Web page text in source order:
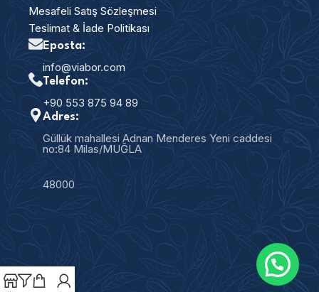
Mesafeli Satış Sözleşmesi
Teslimat & İade Politikası
Eposta:
info@viabor.com
Telefon:
+90 553 875 94 89
Adres:
Güllük mahallesi Adnan Menderes Yeni caddesi
no:84 Milas/MUĞLA
48000